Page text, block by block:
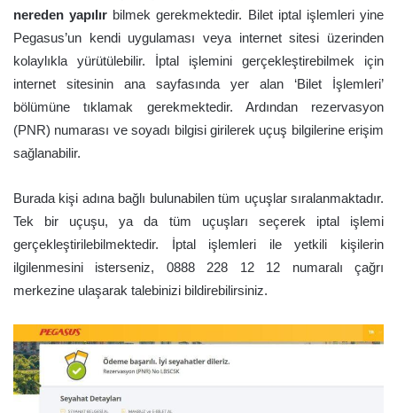
nereden yapılır bilmek gerekmektedir. Bilet iptal işlemleri yine
Pegasus’un kendi uygulaması veya internet sitesi üzerinden
kolaylıkla yürütülebilir. İptal işlemini gerçekleştirebilmek için
internet sitesinin ana sayfasında yer alan ‘Bilet İşlemleri’
bölümüne tıklamak gerekmektedir. Ardından rezervasyon
(PNR) numarası ve soyadı bilgisi girilerek uçuş bilgilerine erişim
sağlanabilir.
Burada kişi adına bağlı bulunabilen tüm uçuşlar sıralanmaktadır.
Tek bir uçuşu, ya da tüm uçuşları seçerek iptal işlemi
gerçekleştirilebilmektedir. İptal işlemleri ile yetkili kişilerin
ilgilenmesini isterseniz, 0888 228 12 12 numaralı çağrı
merkezine ulaşarak talebinizi bildirebilirsiniz.